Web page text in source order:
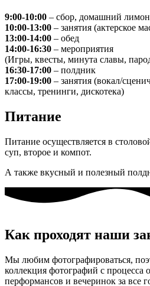
9:00-10:00 – сбор, домашний
10:00-13:00 – занятия (актерское
13:00-14:00 – обед
14:00-16:30 – мероприятия
(Игры, квесты, минута славы,
16:30-17:00 – полдник
17:00-19:00 – занятия (вокал/
классы, тренинги, дискотека)
Питание
Питание осуществляется в
суп, второе и компот.
А также вкусный и полезный
Как проходят наши
Мы любим фотографироваться,
коллекция фотографий с процесса
перформансов и вечеринок за все